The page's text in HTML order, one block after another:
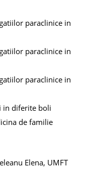
paraclinice in
paraclinice in
paraclinice in
in diferite boli
de familie
Elena, UMFT